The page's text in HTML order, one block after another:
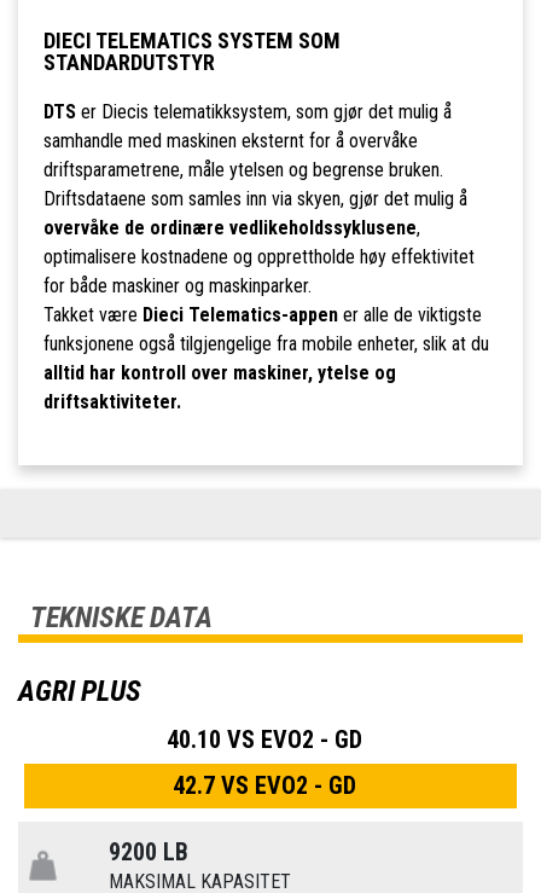
DIECI TELEMATICS SYSTEM SOM
STANDARDUTSTYR
DTSer Diecis telematikksystem, som gjør det mulig å
samhandle med maskinen eksternt for å overvåke
driftsparametrene, måle ytelsen og begrense bruken.
Driftsdataene som samles inn via skyen, gjør det mulig å
overvåke de ordinære vedlikeholdssyklusene,
optimalisere kostnadene og opprettholde høy effektivitet
for både maskiner og maskinparker.
Takket være Dieci Telematics-appener alle de viktigste
funksjonene også tilgjengelige fra mobile enheter, slik at du
alltid har kontroll over maskiner, ytelse og
driftsaktiviteter.
TEKNISKE DATA
AGRI PLUS
40.10 VS EVO2 - GD
42.7 VS EVO2 - GD
9200 LB
MAKSIMAL KAPASITET